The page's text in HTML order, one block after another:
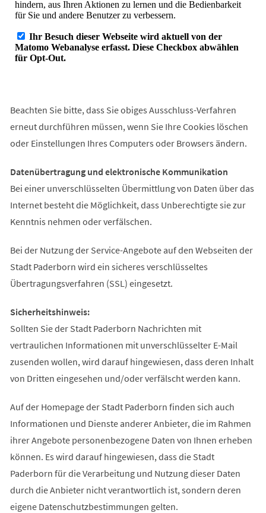
Beachten Sie bitte, dass Sie obiges Ausschluss-Verfahren
erneut durchführen müssen, wenn Sie Ihre Cookies löschen
oder Einstellungen Ihres Computers oder Browsers ändern.
Datenübertragung und elektronische Kommunikation
Bei einer unverschlüsselten Übermittlung von Daten über das
Internet besteht die Möglichkeit, dass Unberechtigte sie zur
Kenntnis nehmen oder verfälschen.
Bei der Nutzung der Service-Angebote auf den Webseiten der
Stadt Paderborn wird ein sicheres verschlüsseltes
Übertragungsverfahren (SSL) eingesetzt.
Sicherheitshinweis:
Sollten Sie der Stadt Paderborn Nachrichten mit
vertraulichen Informationen mit unverschlüsselter E-Mail
zusenden wollen, wird darauf hingewiesen, dass deren Inhalt
von Dritten eingesehen und/oder verfälscht werden kann.
Auf der Homepage der Stadt Paderborn finden sich auch
Informationen und Dienste anderer Anbieter, die im Rahmen
ihrer Angebote personenbezogene Daten von Ihnen erheben
können. Es wird darauf hingewiesen, dass die Stadt
Paderborn für die Verarbeitung und Nutzung dieser Daten
durch die Anbieter nicht verantwortlich ist, sondern deren
eigene Datenschutzbestimmungen gelten.